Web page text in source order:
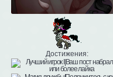
Достижения: